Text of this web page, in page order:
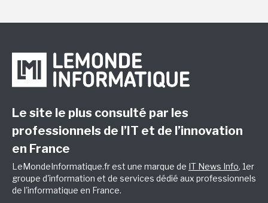
Le site le plus consulté par les
professionnels de l’IT et de l’innovation
en France
LeMondeInformatique.fr est une marque de IT News Info, 1er
groupe d'information et de services dédié aux professionnels
de l'informatique en France.